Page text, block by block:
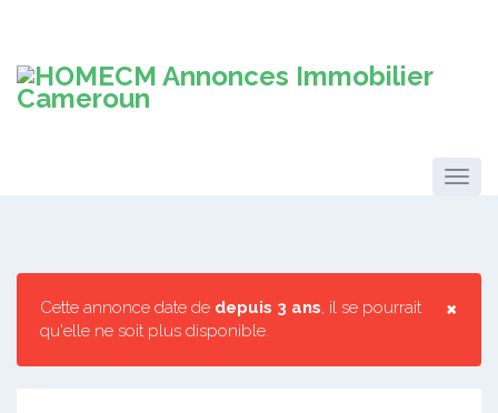
×
Cette annonce date de depuis 3 ans, il se pourrait
qu'elle ne soit plus disponible.